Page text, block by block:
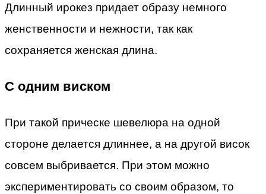
Длинный ирокез придает образу немного
женственности и нежности, так как
сохраняется женская длина.
С одним виском
При такой прическе шевелюра на одной
стороне делается длиннее, а на другой висок
совсем выбривается. При этом можно
экспериментировать со своим образом, то